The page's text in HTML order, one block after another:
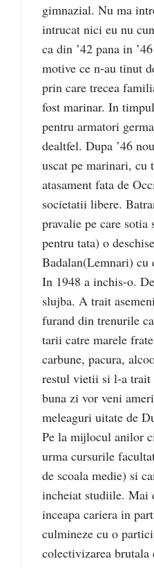
gimnazial. Nu ma
intrucat nici eu nu
ca din ’42 pana in
motive ce n-au tinut
prin care trecea
fost marinar. In
pentru armatori
dealtfel. Dupa ’46
uscat pe marinari, cu
atasament fata de
societatii libere.
pravalie pe care sotia
pentru tata) o
Badalan(Lemnari) cu
In 1948 a inchis-o.
slujba. A trait
furand din trenurile
tarii catre marele
carbune, pacura,
restul vietii si l-a trait
buna zi vor veni
meleaguri uitate de
Pe la mijlocul anilor
urma cursurile
de scoala medie) si
incheiat studiile. Mai
inceapa cariera in
culmineze cu o
colectivizarea